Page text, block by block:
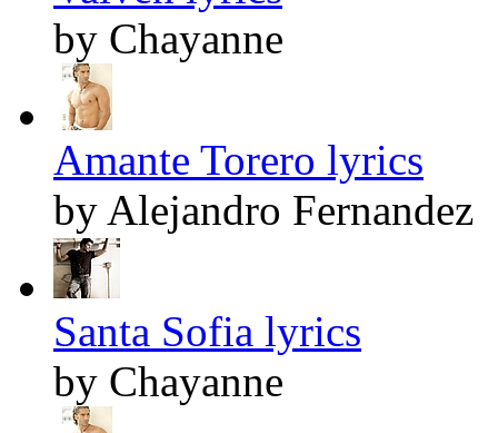
by Chayanne
Amante Torero lyrics
by Alejandro Fernandez
Santa Sofia lyrics
by Chayanne